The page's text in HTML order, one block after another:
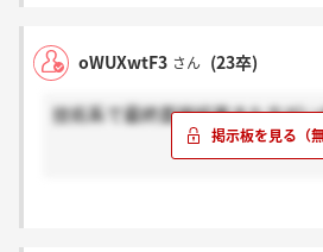
oWUXwtF3 さん (23卒)
技術系で最終面接結果きた方が